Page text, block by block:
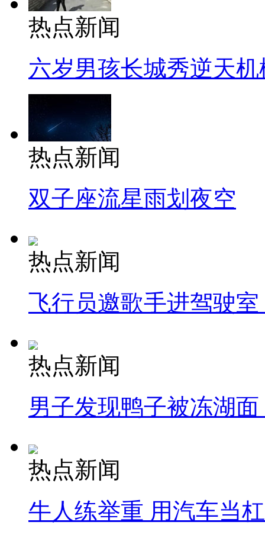
热点新闻
六岁男孩长城秀逆天机
热点新闻
双子座流星雨划夜空
热点新闻
飞行员邀歌手进驾驶
热点新闻
男子发现鸭子被冻湖
热点新闻
牛人练举重 用汽车当